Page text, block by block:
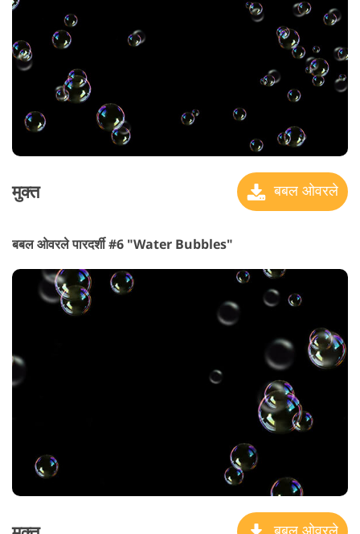
मुक्त बबल ओवरले
बबल ओवरले पारदर्शी #6 "Water Bubbles"
बबल ओवरले